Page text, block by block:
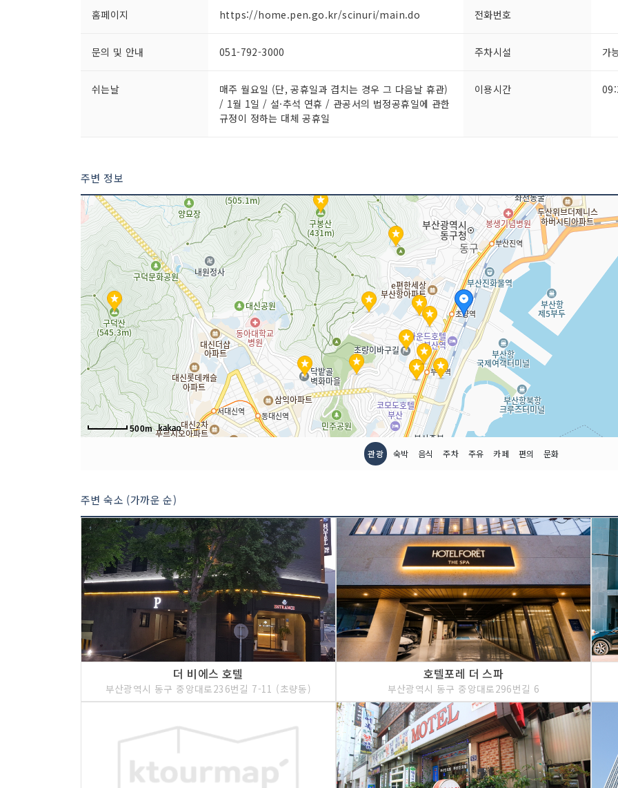
홈페이지 https://home.pen.go.kr/scinuri/main.do 전화번호
문의 및 안내 051-792-3000 주차시설 가
쉬는날
매주 월요일 (단, 공휴일과 겹치는 경우 그 다음날 휴관)
/ 1월 1일 / 설·추석 연휴 / 관공서의 법정공휴일에 관한
규정이 정하는 대체 공휴일
이용시간
주변 정보
500m
관광 숙박 음식 주차 주유 카페 편의 문화
주변 숙소 (가까운 순)
더 비에스 호텔
부산광역시 동구 중앙대로236번길 7-11 (초량동)
호텔포레 더 스파
부산광역시 동구 중앙대로296번길 6